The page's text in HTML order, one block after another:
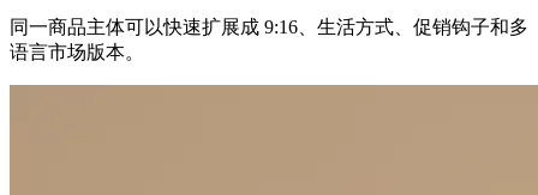
同一商品主体可以快速扩展成 9:16、生活方式、促销钩子和多
语言市场版本。